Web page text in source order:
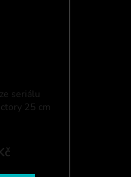
seriálu
25 cm